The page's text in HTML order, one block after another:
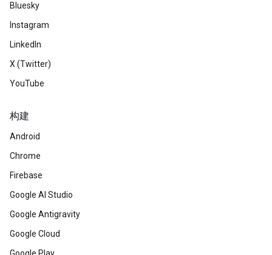
Bluesky
Instagram
LinkedIn
X (Twitter)
YouTube
构建
Android
Chrome
Firebase
Google AI Studio
Google Antigravity
Google Cloud